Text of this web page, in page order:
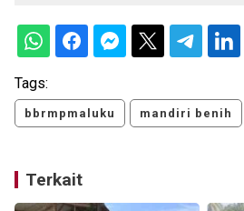
Tags:
bbrmpmaluku mandiri benih
Terkait